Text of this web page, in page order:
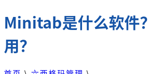
Minitab是什么软件
用？